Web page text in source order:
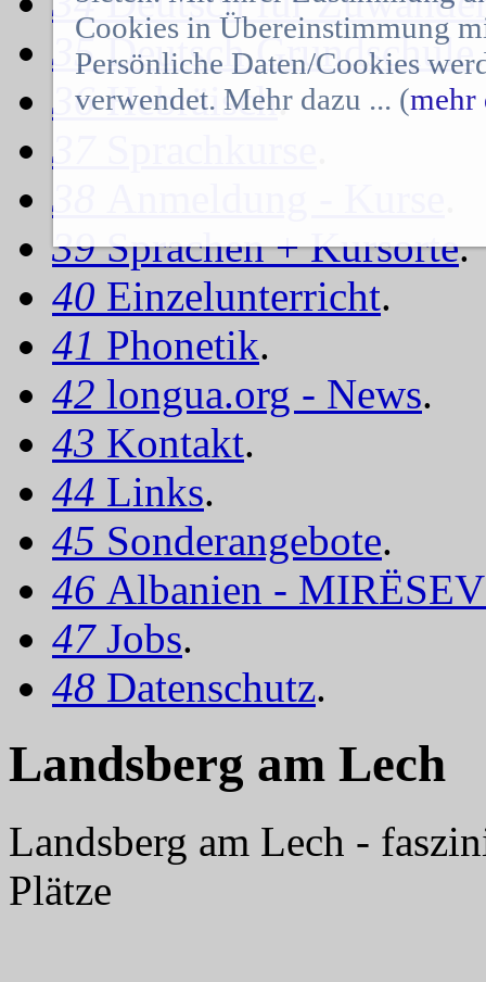
35Deutsch Grundschule.
36Hebräisch.
37
38
39Sprachen + Kursorte.
40 Einzelunterricht.
41 Phonetik.
42 longua.org - News.
43 Kontakt.
44 Links.
45 Sonderangebote.
46 Albanien -
47 Jobs.
48 Datenschutz.
Cookies in Übereinstimmung
Persönliche Daten/Cookies
verwendet. Mehr dazu ... (mehr
Landsberg am Lech
Landsberg am Lech -
Plätze